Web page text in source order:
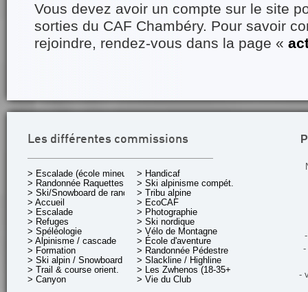
Vous devez avoir un compte sur le site
sorties du CAF Chambéry. Pour savoir
rejoindre, rendez-vous dans la page «
Les différentes commissions
> Escalade (école mineurs)
> Randonnée Raquettes
> Ski/Snowboard de rando.
> Accueil
> Escalade
> Refuges
> Spéléologie
> Alpinisme / cascade
> Formation
> Ski alpin / Snowboard
> Trail & course orient.
> Canyon
> Handicaf
> Ski alpinisme compét.
> Tribu alpine
> EcoCAF
> Photographie
> Ski nordique
> Vélo de Montagne
> École d'aventure
> Randonnée Pédestre
> Slackline / Highline
> Les Zwhenos (18-35+ ans)
> Vie du Club
-
-